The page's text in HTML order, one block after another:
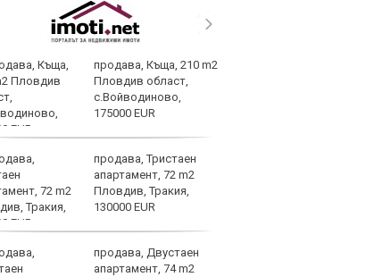
продава, Къща, 210 m2
Пловдив област,
с.Войводиново,
175000 EUR
продава, Тристаен
апартамент, 72 m2
Пловдив, Тракия,
130000 EUR
продава, Двустаен
апартамент, 74 m2